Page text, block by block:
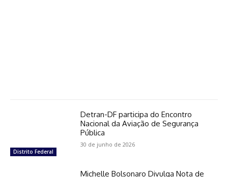
Distrito Federal
Detran-DF participa do Encontro
Nacional da Aviação de Segurança
Pública
30 de junho de 2026
Michelle Bolsonaro Divulga Nota de